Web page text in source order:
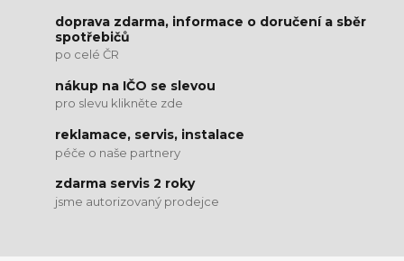
doprava zdarma, informace o doručení a sběr
spotřebičů
po celé ČR
nákup na IČO se slevou
pro slevu klikněte zde
reklamace, servis, instalace
péče o naše partnery
zdarma servis 2 roky
jsme autorizovaný prodejce